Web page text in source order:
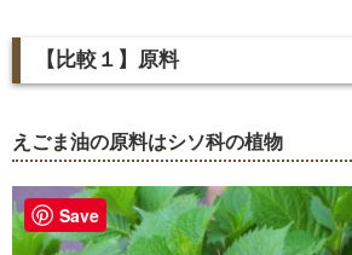
【比較１】原料
えごま油の原料はシソ科の植物
Save